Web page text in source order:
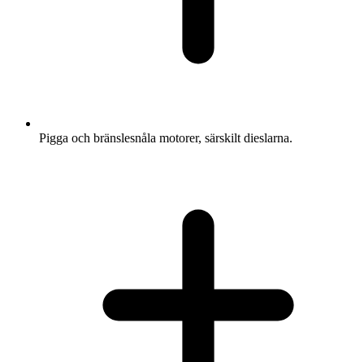
Pigga och bränslesnåla motorer, särskilt dieslarna.